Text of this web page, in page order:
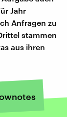
Jahr
Anfragen zu
stammen
aus ihren